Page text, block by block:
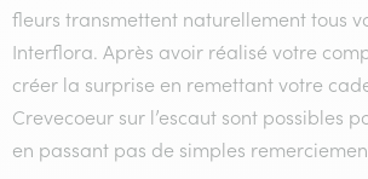
fleurs transmettent naturellement tous
Interflora. Après avoir réalisé votre
créer la surprise en remettant votre
Crevecoeur sur l’escaut sont possibles
en passant pas de simples